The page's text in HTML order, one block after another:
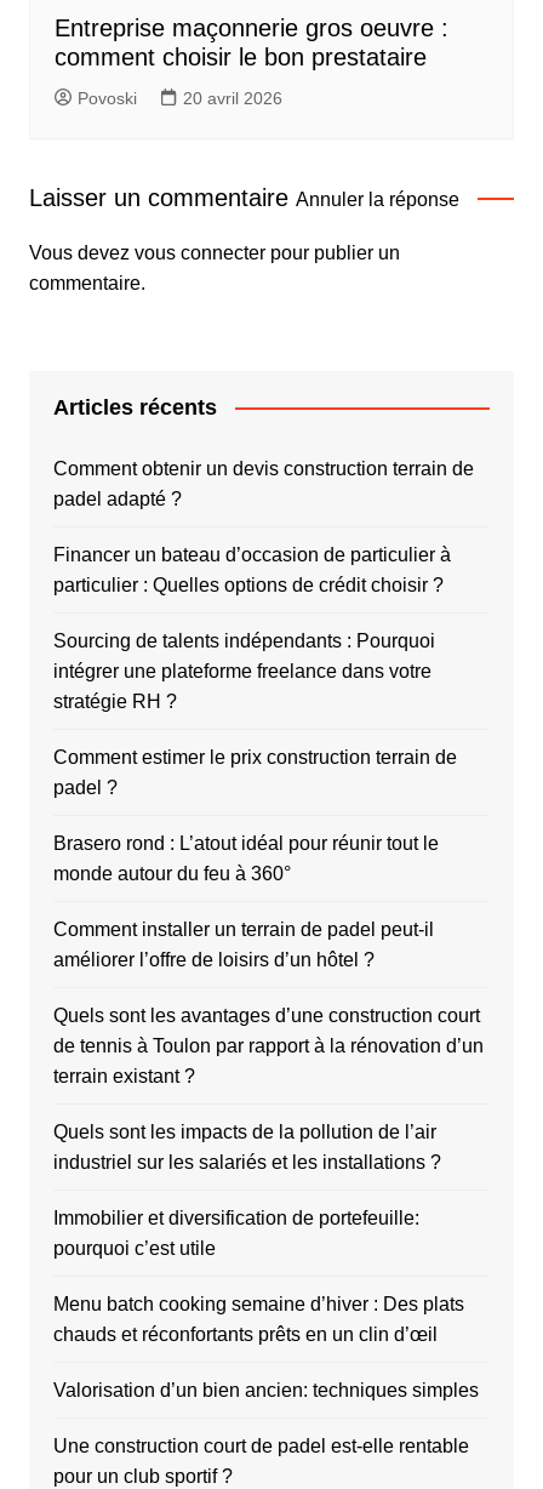
Entreprise maçonnerie gros oeuvre :
comment choisir le bon prestataire
Povoski 20 avril 2026
Laisser un commentaire Annuler la réponse
Vous devez vous connecterpour publier un
commentaire.
Articles récents
Comment obtenir un devis construction terrain de
padel adapté ?
Financer un bateau d’occasion de particulier à
particulier : Quelles options de crédit choisir ?
Sourcing de talents indépendants : Pourquoi
intégrer une plateforme freelance dans votre
stratégie RH ?
Comment estimer le prix construction terrain de
padel ?
Brasero rond : L’atout idéal pour réunir tout le
monde autour du feu à 360°
Comment installer un terrain de padel peut-il
améliorer l’offre de loisirs d’un hôtel ?
Quels sont les avantages d’une construction court
de tennis à Toulon par rapport à la rénovation d’un
terrain existant ?
Quels sont les impacts de la pollution de l’air
industriel sur les salariés et les installations ?
Immobilier et diversification de portefeuille:
pourquoi c’est utile
Menu batch cooking semaine d’hiver : Des plats
chauds et réconfortants prêts en un clin d’œil
Valorisation d’un bien ancien: techniques simples
Une construction court de padel est-elle rentable
pour un club sportif ?